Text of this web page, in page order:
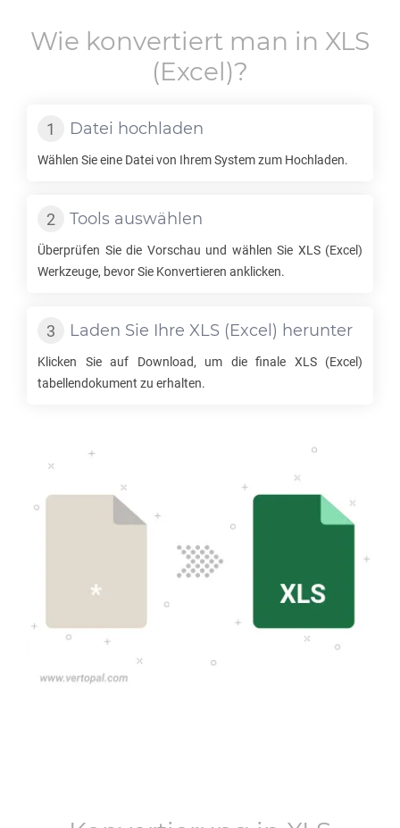
Wie konvertiert man in XLS
(Excel)?
Datei hochladen
Wählen Sie eine Datei von Ihrem System zum Hochladen.
Tools auswählen
Überprüfen Sie die Vorschau und wählen Sie XLS(Excel)
Werkzeuge, bevor Sie Konvertieren anklicken.
Laden Sie Ihre XLS (Excel) herunter
Klicken Sie auf Download, um die finale XLS(Excel)
tabellendokument zu erhalten.